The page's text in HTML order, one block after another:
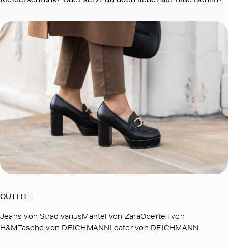
OUTFIT:
Jeans von StradivariusMantel von ZaraOberteil von
H&MTasche von DEICHMANNLoafer von DEICHMANN